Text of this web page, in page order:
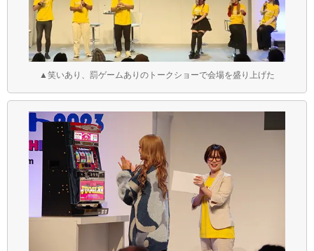
▲笑いあり、罰ゲームありのトークショーで会場を盛り上げた